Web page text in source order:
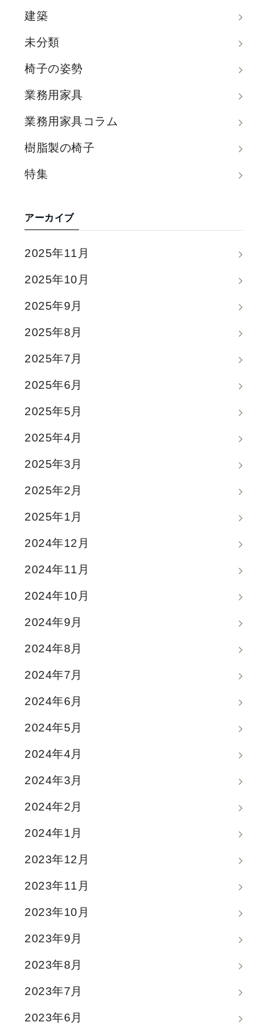
建築
未分類
椅子の姿勢
業務用家具
業務用家具コラム
樹脂製の椅子
特集
アーカイブ
2025年11月
2025年10月
2025年9月
2025年8月
2025年7月
2025年6月
2025年5月
2025年4月
2025年3月
2025年2月
2025年1月
2024年12月
2024年11月
2024年10月
2024年9月
2024年8月
2024年7月
2024年6月
2024年5月
2024年4月
2024年3月
2024年2月
2024年1月
2023年12月
2023年11月
2023年10月
2023年9月
2023年8月
2023年7月
2023年6月